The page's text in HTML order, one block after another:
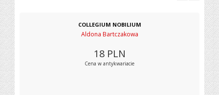
COLLEGIUM NOBILIUM
Aldona Bartczakowa
18 PLN
Cena w antykwariacie